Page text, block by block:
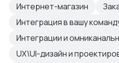
Интернет-магазин
Интеграция в вашу
Интеграции и
UX\UI-дизайн и